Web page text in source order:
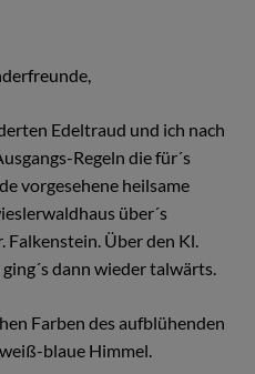
Edeltraud und ich nach
Regeln die für´s
vorgesehene heilsame
über´s
Falkenstein. Über den Kl.
dann wieder talwärts.
Farben des aufblühenden
blaue Himmel.